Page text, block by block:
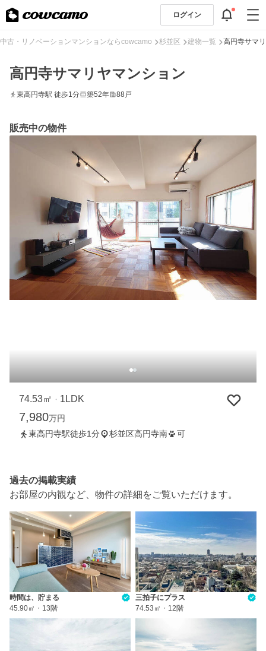
ログイン
中古・リノベーションマンションならcowcamo 杉並区 建物一覧 高円寺サマ
高円寺サマリヤマンション
東高円寺駅 徒歩1分 築52年 88戸
販売中の物件
74.53㎡ ・ 1LDK
7,980万円
東高円寺駅徒歩1分
杉並区高円寺南 可
過去の掲載実績
お部屋の内観など、物件の詳細をご覧いただけます。
時間は、貯まる
45.90㎡ ・ 13階
三拍子にプラス
74.53㎡ ・ 12階